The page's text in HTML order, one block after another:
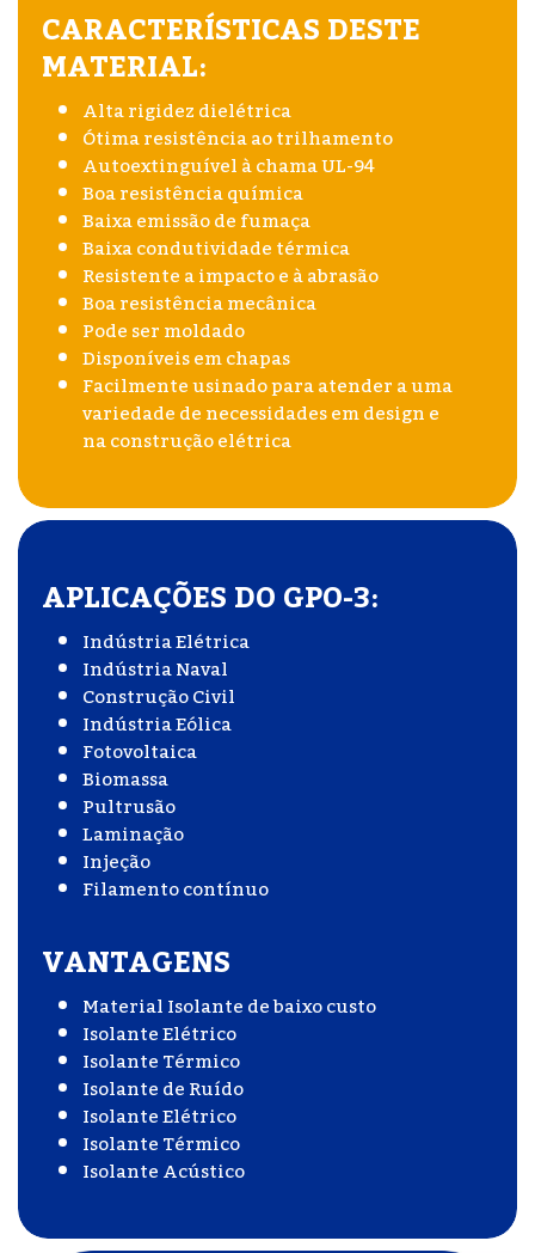
CARACTERÍSTICAS DESTE
MATERIAL:
Alta rigidez dielétrica
Ótima resistência ao trilhamento
Autoextinguível à chama UL-94
Boa resistência química
Baixa emissão de fumaça
Baixa condutividade térmica
Resistente a impacto e à abrasão
Boa resistência mecânica
Pode ser moldado
Disponíveis em chapas
Facilmente usinado para atender a uma
variedade de necessidades em design e
na construção elétrica
APLICAÇÕES DO GPO-3:
Indústria Elétrica
Indústria Naval
Construção Civil
Indústria Eólica
Fotovoltaica
Biomassa
Pultrusão
Laminação
Injeção
Filamento contínuo
VANTAGENS
Material Isolante de baixo custo
Isolante Elétrico
Isolante Térmico
Isolante de Ruído
Isolante Elétrico
Isolante Térmico
Isolante Acústico